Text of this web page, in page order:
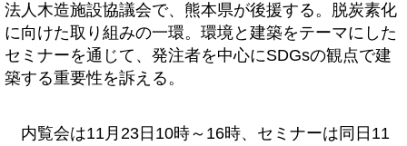
法人木造施設協議会で、熊本県が後援する。脱炭素化
に向けた取り組みの一環。環境と建築をテーマにした
セミナーを通じて、発注者を中心にSDGsの観点で建
築する重要性を訴える。
内覧会は11月23日10時～16時、セミナーは同日11